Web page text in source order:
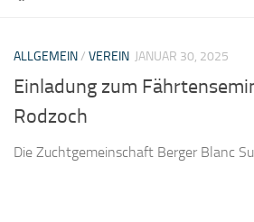
ALLGEMEIN/ VEREIN JANUAR 30, 2025
Einladung zum
Rodzoch
Die Zuchtgemeinschaft Berger Blanc